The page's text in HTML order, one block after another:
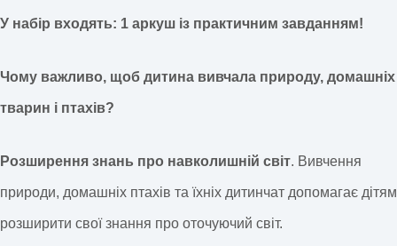
У набір входять: 1 аркуш із практичним завданням!
Чому важливо, щоб дитина вивчала природу, домашніх
тварин і птахів?
Розширення знань про навколишній світ. Вивчення
природи, домашніх птахів та їхніх дитинчат допомагає дітям
розширити свої знання про оточуючий світ.